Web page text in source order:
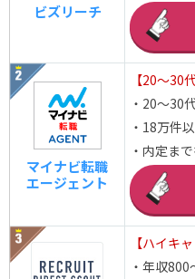
ビズリーチ
マイナビ転職
エージェント
【20～30
・20～30
・18万件
・内定ま
【ハイキ
・年収